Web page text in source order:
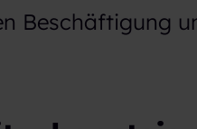
Beschäftigung